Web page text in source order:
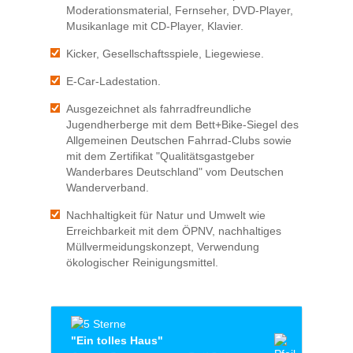
Moderationsmaterial, Fernseher, DVD-Player,
Musikanlage mit CD-Player, Klavier.
Kicker, Gesellschaftsspiele, Liegewiese.
E-Car-Ladestation.
Ausgezeichnet als fahrradfreundliche
Jugendherberge mit dem Bett+Bike-Siegel des
Allgemeinen Deutschen Fahrrad-Clubs sowie
mit dem Zertifikat "Qualitätsgastgeber
Wanderbares Deutschland" vom Deutschen
Wanderverband.
Nachhaltigkeit für Natur und Umwelt wie
Erreichbarkeit mit dem ÖPNV, nachhaltiges
Müllvermeidungskonzept, Verwendung
ökologischer Reinigungsmittel.
"Ein tolles Haus"